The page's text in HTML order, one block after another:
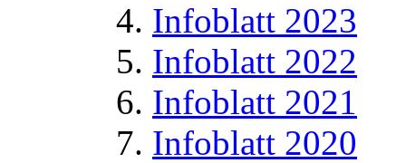
Infoblatt 2023
Infoblatt 2022
Infoblatt 2021
Infoblatt 2020